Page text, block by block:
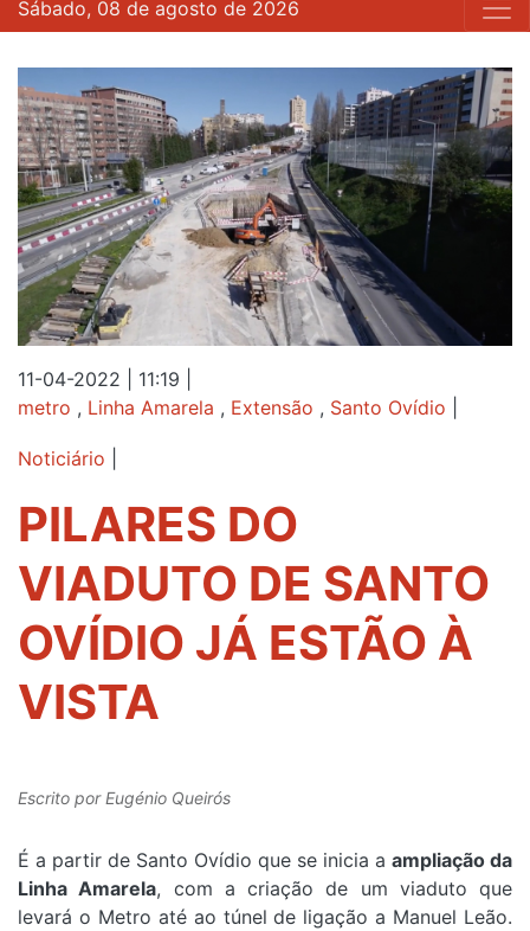
Sábado, 08 de agosto de 2026
11-04-2022 | 11:19
metro , Linha Amarela , Extensão , Santo Ovídio
Noticiário
PILARES DO
VIADUTO DE SANTO
OVÍDIO JÁ ESTÃO À
VISTA
Escrito porEugénio Queirós
É a partir de Santo Ovídio que se inicia a ampliação da
Linha Amarela, com a criação de um viaduto que
levará o Metro até ao túnel de ligação a Manuel Leão.